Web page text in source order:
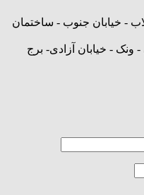
- خیابان جنوب - ساختمان
ونک - خیابان آزادی- برج